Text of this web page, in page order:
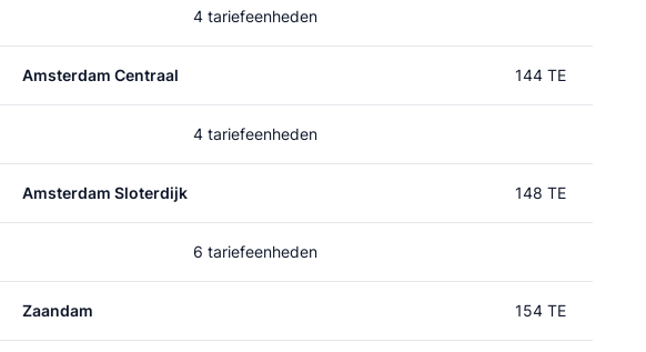
4 tariefeenheden
Amsterdam Centraal 144 TE
4 tariefeenheden
Amsterdam Sloterdijk 148 TE
6 tariefeenheden
Zaandam 154 TE